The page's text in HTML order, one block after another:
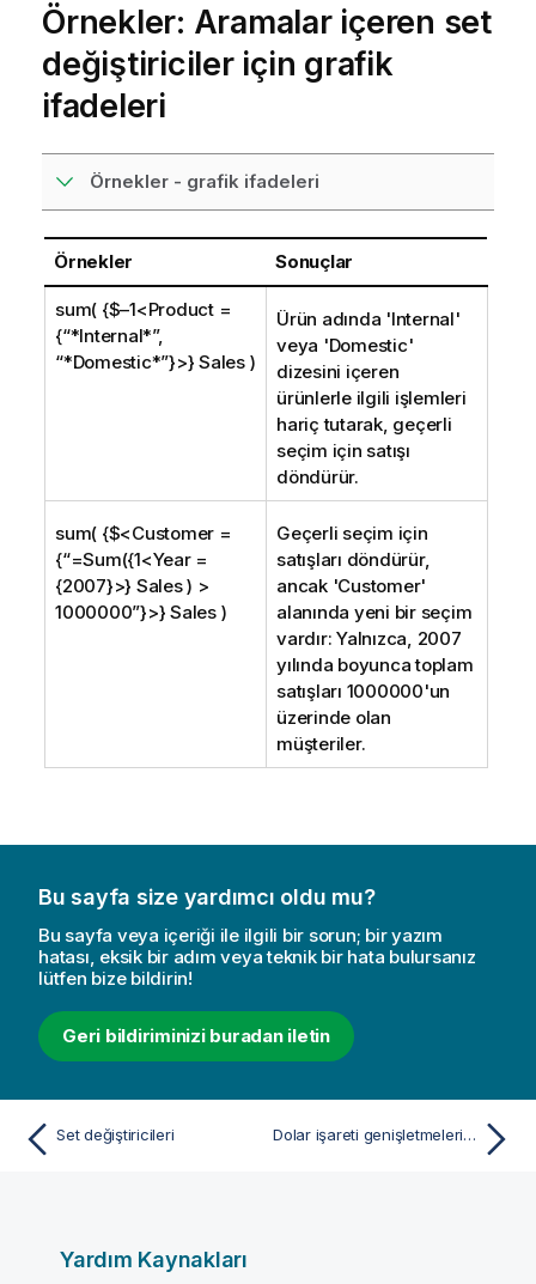
Örnekler: Aramalar içeren set
değiştiriciler için grafik
ifadeleri
Örnekler - grafik ifadeleri
Örnekler Sonuçlar
sum( {$–1<Product =
{“*Internal*”,
“*Domestic*”}>} Sales )
Ürün adında 'Internal'
veya 'Domestic'
dizesini içeren
ürünlerle ilgili işlemleri
hariç tutarak, geçerli
seçim için satışı
döndürür.
sum( {$<Customer =
{“=Sum({1<Year =
{2007}>} Sales ) >
1000000”}>} Sales )
Geçerli seçim için
satışları döndürür,
ancak 'Customer'
alanında yeni bir seçim
vardır: Yalnızca, 2007
yılında boyunca toplam
satışları 1000000'un
üzerinde olan
müşteriler.
Bu sayfa size yardımcı oldu mu?
Bu sayfa veya içeriği ile ilgili bir sorun; bir yazım
hatası, eksik bir adım veya teknik bir hata bulursanız
lütfen bize bildirin!
Geri bildiriminizi buradan iletin
Set değiştiricileri Dolar işareti genişletmeleri içeren set değiştiricileri
Yardım Kaynakları